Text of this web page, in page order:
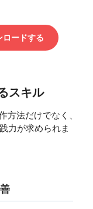
ードする
スキル
法だけでなく、
力が求められま